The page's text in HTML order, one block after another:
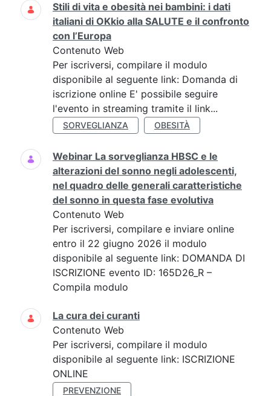
Stili di vita e obesità nei bambini: i dati
italiani di OKkio alla SALUTE e il confronto
con l’Europa
Contenuto Web
Per iscriversi, compilare il modulo
disponibile al seguente link: Domanda di
iscrizione online E' possibile seguire
l'evento in streaming tramite il link...
SORVEGLIANZA OBESITÀ
Webinar La sorveglianza HBSC e le
alterazioni del sonno negli adolescenti,
nel quadro delle generali caratteristiche
del sonno in questa fase evolutiva
Contenuto Web
Per iscriversi, compilare e inviare online
entro il 22 giugno 2026 il modulo
disponibile al seguente link: DOMANDA DI
ISCRIZIONE evento ID: 165D26_R –
Compila modulo
La cura dei curanti
Contenuto Web
Per iscriversi, compilare il modulo
disponibile al seguente link: ISCRIZIONE
ONLINE
PREVENZIONE